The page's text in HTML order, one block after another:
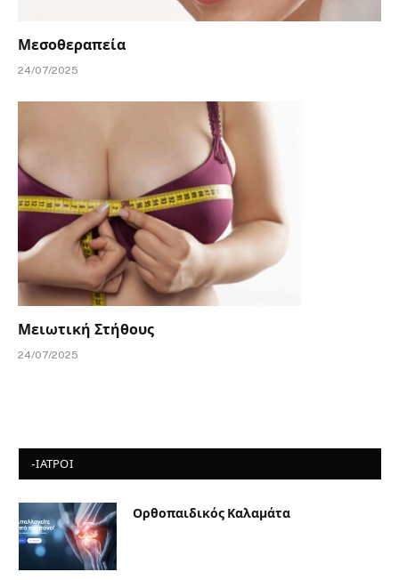
Μεσοθεραπεία
24/07/2025
Μειωτική Στήθους
24/07/2025
-ΙΑΤΡΟΙ
Ορθοπαιδικός Καλαμάτα